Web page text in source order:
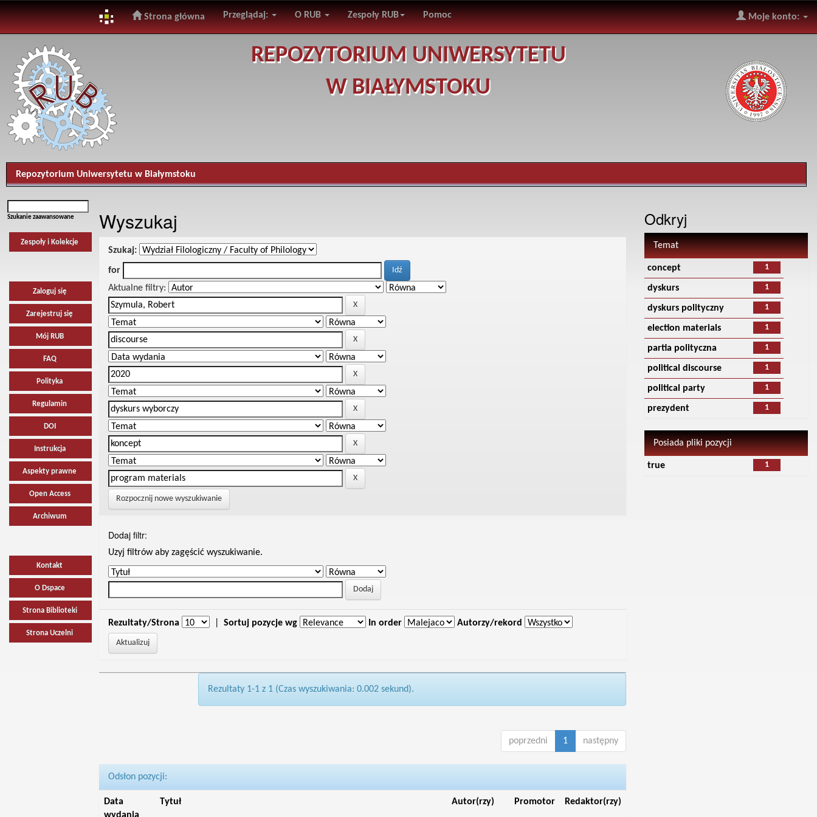
navigation
Strona główna Przeglądaj: O RUB Zespoły RUB Pomoc Moje konto:
REPOZYTORIUM UNIWERSYTETU
W BIAŁYMSTOKU
Repozytorium Uniwersytetu w Białymstoku
Szukanie zaawansowane
Zespoły i Kolekcje
Zaloguj się
Zarejestruj się
Mój RUB
FAQ
Polityka
Regulamin
DOI
Instrukcja
Aspekty prawne
Open Access
Archiwum
Kontakt
O Dspace
Strona Biblioteki
Strona Uczelni
Wyszukaj
Szukaj:
for
Aktualne filtry:
Rozpocznij nowe wyszukiwanie
Dodaj filtr:
Uzyj filtrów aby zagęścić wyszukiwanie.
Rezultaty/Strona Sortuj pozycje wg In order Autorzy/rekord
Rezultaty 1-1 z 1 (Czas wyszukiwania: 0.002 sekund).
poprzedni 1 następny
Odsłon pozycji:
Data
Tytuł Autor(rzy) Promotor Redaktor(rzy)
Odkryj
Temat
1
concept
1
dyskurs
1
dyskurs polityczny
1
election materials
1
partia polityczna
1
political discourse
1
political party
1
prezydent
Posiada pliki pozycji
1
true